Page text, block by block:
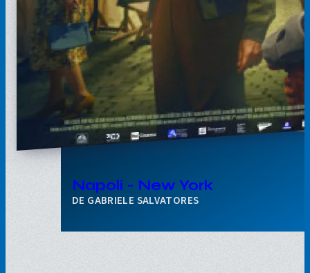
Napoli - New York
GABRIELE SALVATORES